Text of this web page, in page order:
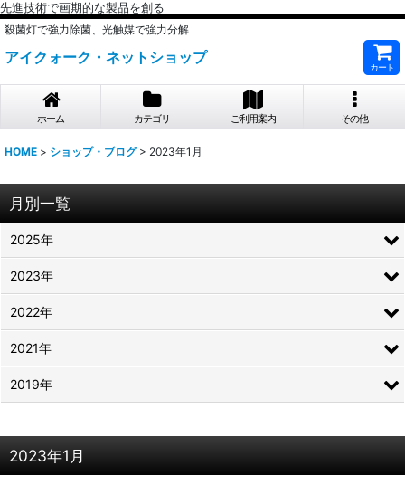
先進技術で画期的な製品を創る
殺菌灯で強力除菌、光触媒で強力分解
アイクォーク・ネットショップ
カート
ホーム カテゴリ ご利用案内 その他
HOME > ショップ・ブログ > 2023年1月
2023年1月
月別一覧
2025年
2023年
2022年
2021年
2019年